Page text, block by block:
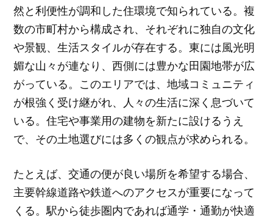
然と利便性が調和した住環境で知られている。複
数の市町村から構成され、それぞれに独自の文化
や景観、生活スタイルが存在する。東には風光明
媚な山々が連なり、西側には豊かな田園地帯が広
がっている。このエリアでは、地域コミュニティ
が根強く受け継がれ、人々の生活に深く息づいて
いる。住宅や事業用の建物を新たに設けるうえ
で、その土地選びには多くの観点が求められる。
たとえば、交通の便が良い場所を希望する場合、
主要幹線道路や鉄道へのアクセスが重要になって
くる。駅から徒歩圏内であれば通学・通勤が快適